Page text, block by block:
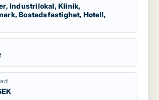
Industrilokal, Klinik,
Bostadsfastighet, Hotell,